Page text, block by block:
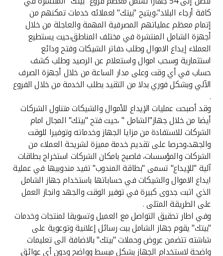
ماليزيا
تركيا
مصر
المملكة المتحدة
مملكة البحرين
كافة أرجاء البلاد"،ويتيح "بيتك" لعملائه خدمات تمكنهم من
إتمام معظم عملياتهم المصرفية المهمة والعاجلة من خلال
أجهزة الشامل المنتشرة في مختلف المناطق،حيث يستطيع
العملاء إيداع الاموال وطلب دفاتر الشيكات وفتح ودائع
استثمارية وسحب اموال واستعلام عن الرصيد وطلب كشف
حساب في أي وقت وعلى مدار الساعة من خلال أجهزة الصرف
الآلي وبشكل فوري بدلا من التقيد بطلب الخدمة من خلال الفروع
.
وقد أصبحت عمليات الإيداع للأموال والشيكات متناول الشركات
أيضا من خلال جهاز"الشامل " ،حيث فتح "بيتك" المجال امام
الشركات للاستفادة من مزايا الجهاز وخدماته وتوفيرا للوقت
والجهد،وحرصا على تقديم خدمة مميزة لشريحة العملاء من
الشركات والمؤسسات، فاصبح بامكان الشركات استخراج بطاقات
آلية "للإيداع" تسمى "بطاقة المندوب" تفيد مندوبيها في عملية
ايداع الاموال والشيكات في حساباتها باستخدام جهاز الشامل
الذي اثبت جدوى كبيرة في توفير الوقت والجهد وانجاز العمل
على الطريقة المثلى .
وفي اطار تحقيق التواصل مع العميل وتسويقا لمنتجات وخدمات
"بيتك" يقوم جهاز الشامل ببث رسائل إعلانية وتوعوية على
شاشته تتضمن عروض وحملات "بيتك" بالاضافة الى تعليمات
واضحة لاستخدام الجهاز بشكل مبسط وواضح ودون أي عوائق.